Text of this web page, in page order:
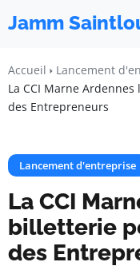
Jamm
Accueil
Lancement
La CCI Marne
des Entrepreneurs
Lancement d'entreprise
La CCI
billetterie
des